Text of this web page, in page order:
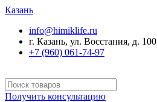
Казань
info@himiklife.ru
г. Казань, ул. Восстания, д. 100
+7 (960) 061-74-97
Получить консультацию